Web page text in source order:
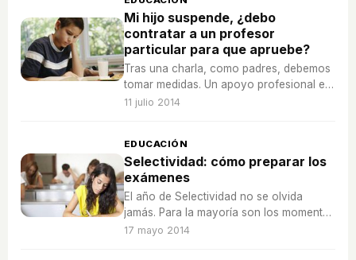
Mi hijo suspende, ¿debo
contratar a un profesor
particular para que apruebe?
Tras una charla, como padres, debemos
tomar medidas. Un apoyo profesional es
una opción pero durante las vacaciones
11 julio 2014
EDUCACIÓN
Selectividad: cómo preparar los
exámenes
El año de Selectividad no se olvida
jamás. Para la mayoría son los momentos
más duros. ¿Quieres sobrellevar mejor la
17 mayo 2014